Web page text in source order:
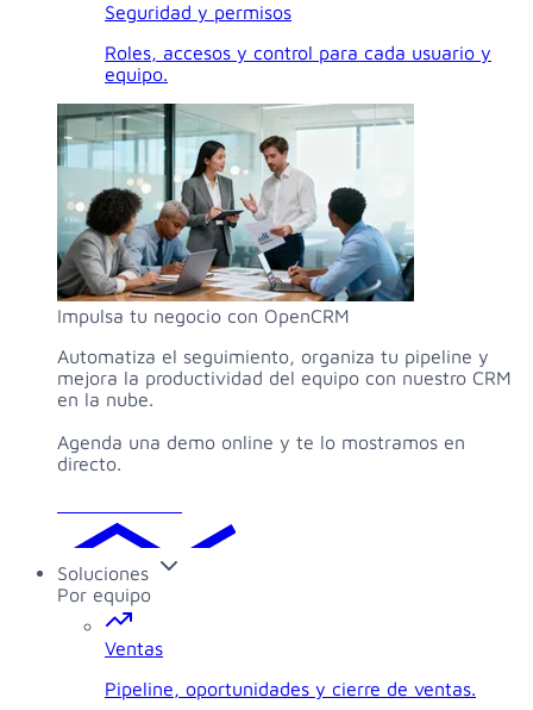
Seguridad y permisos
Roles, accesos y control para cada usuario y
equipo.
Impulsa tu negocio con OpenCRM
Automatiza el seguimiento, organiza tu pipeline y
mejora la productividad del equipo con nuestro CRM
en la nube.
Agenda una demo online y te lo mostramos en
directo.
Soluciones
Por equipo
Ventas
Pipeline, oportunidades y cierre de ventas.